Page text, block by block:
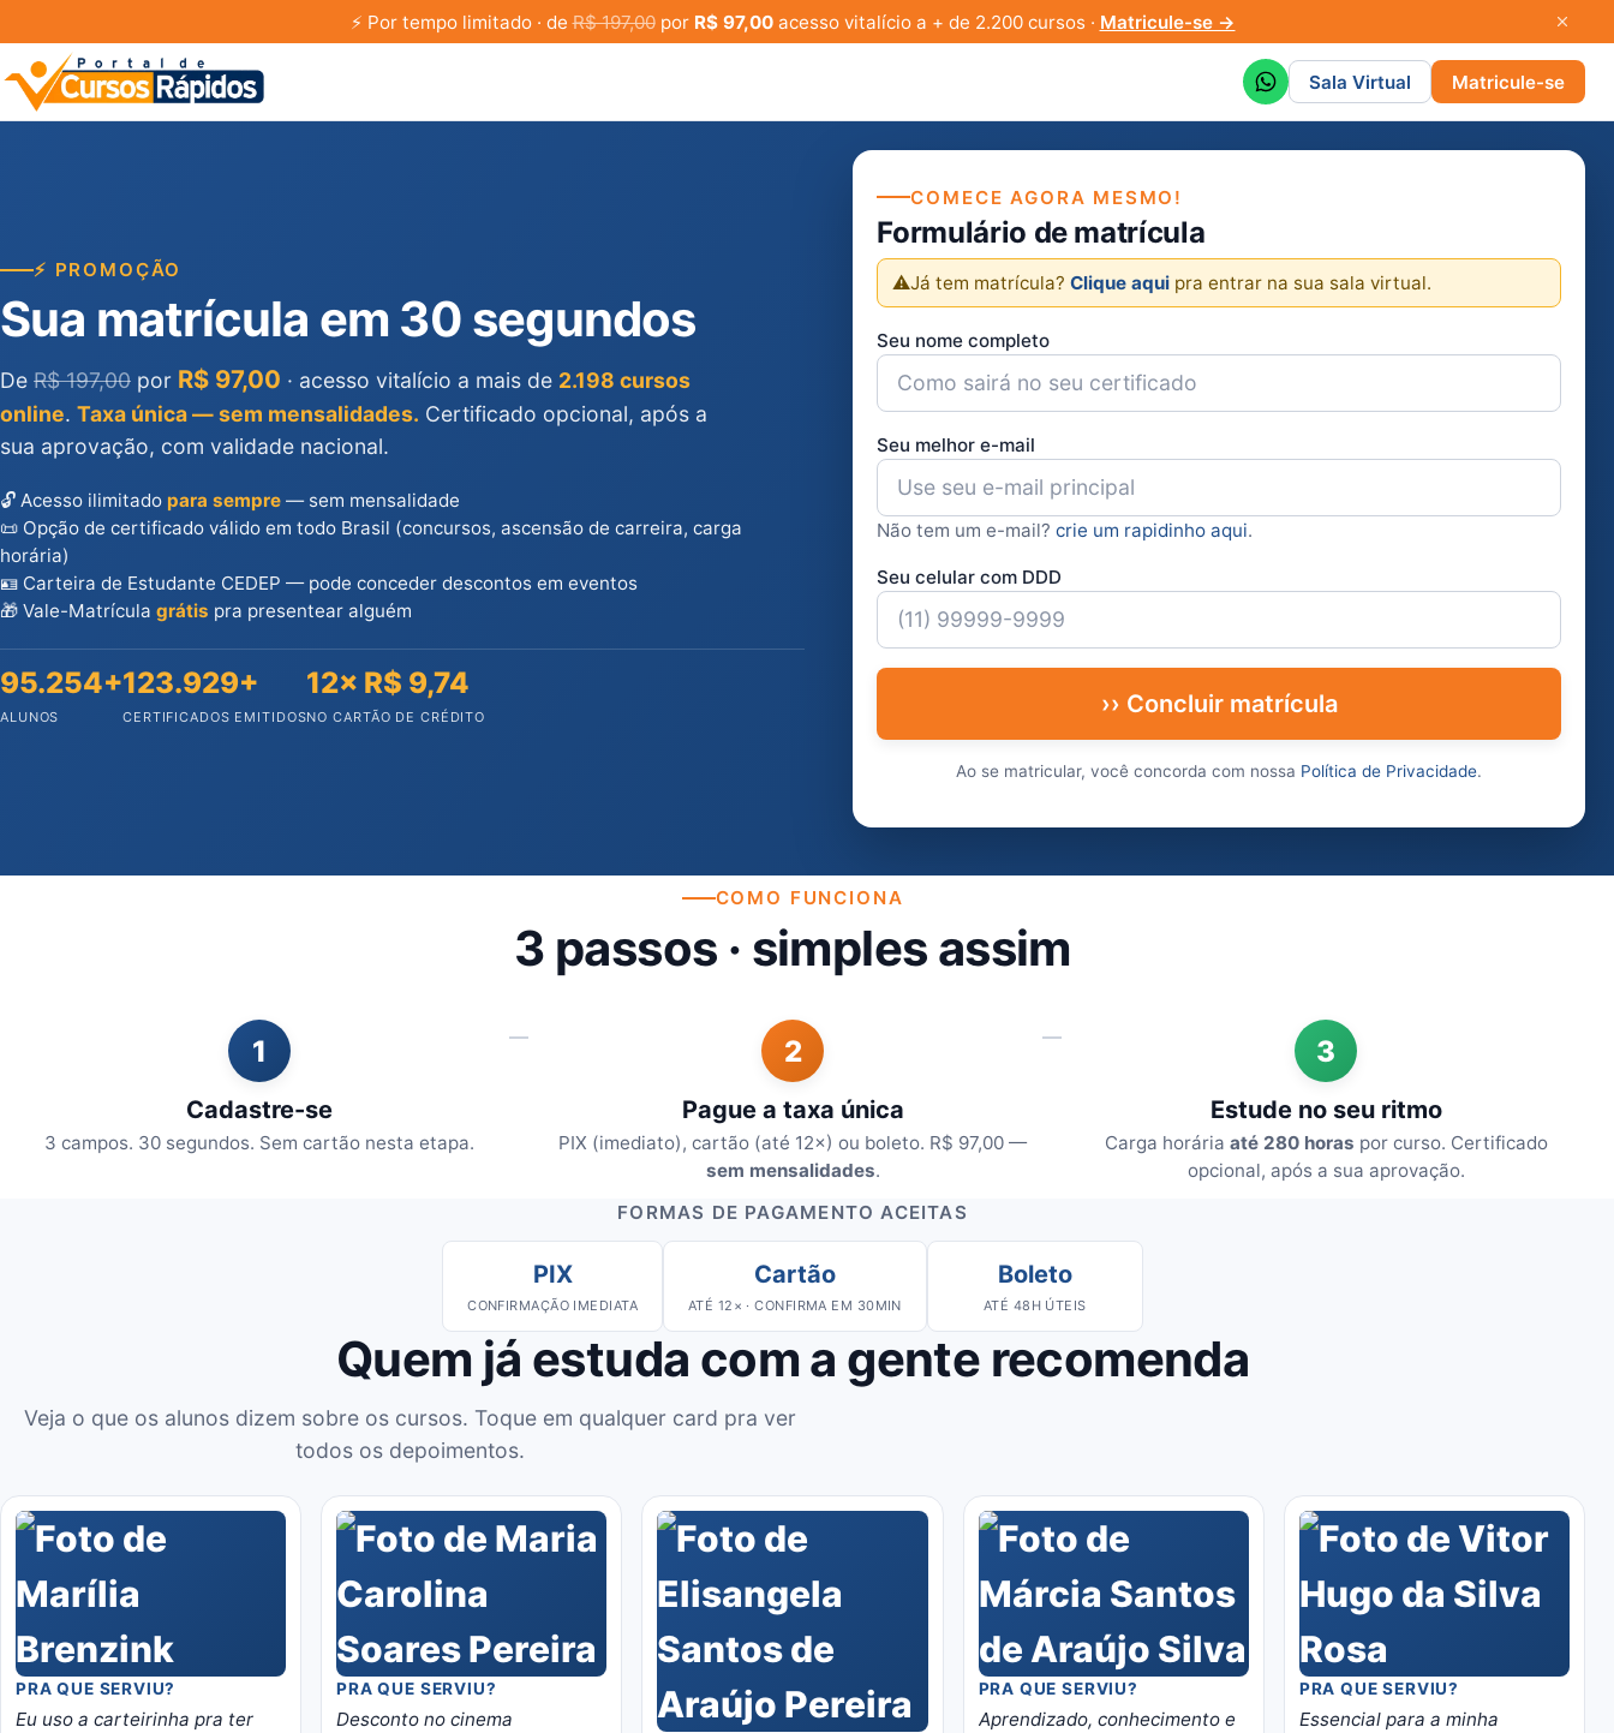
⚡ Por tempo limitado · deR$ 197,00por R$ 97,00acesso vitalício a + de 2.200 cursos · Matricule-se →
Sala Virtual Matricule-se
⚡ PROMOÇÃO
Sua matrícula em 30 segundos
De R$ 197,00 por R$ 97,00 · acesso vitalício a mais de 2.198 cursos
online. Taxa única — sem mensalidades. Certificado opcional, após a
sua aprovação, com validade nacional.
🔓 Acesso ilimitado para sempre — sem mensalidade
📜 Opção de certificado válido em todo Brasil (concursos, ascensão de carreira, carga
horária)
🪪 Carteira de Estudante CEDEP — pode conceder descontos em eventos
🎁 Vale-Matrícula grátis pra presentear alguém
95.254+
ALUNOS
123.929+
CERTIFICADOS EMITIDOS
12× R$ 9,74
NO CARTÃO DE CRÉDITO
COMECE AGORA MESMO!
Formulário de matrícula
⚠️Já tem matrícula?Clique aqui pra entrar na sua sala virtual.
Seu nome completo
Seu melhor e-mail
Não tem um e-mail?crie um rapidinho aqui.
Seu celular com DDD
›› Concluir matrícula
Ao se matricular, você concorda com nossa Política de Privacidade.
COMO FUNCIONA
3 passos · simples assim
1
Cadastre-se
3 campos. 30 segundos. Sem cartão nesta etapa.
2
Pague a taxa única
PIX (imediato), cartão (até 12×) ou boleto. R$ 97,00 —
sem mensalidades.
3
Estude no seu ritmo
Carga horária até 280 horas por curso. Certificado
opcional, após a sua aprovação.
FORMAS DE PAGAMENTO ACEITAS
PIX
CONFIRMAÇÃO IMEDIATA
Cartão
ATÉ 12× · CONFIRMA EM 30MIN
Boleto
ATÉ 48H ÚTEIS
Quem já estuda com a gente recomenda
Veja o que os alunos dizem sobre os cursos. Toque em qualquer card pra ver
todos os depoimentos.
PRA QUE SERVIU?
Eu uso a carteirinha pra ter
PRA QUE SERVIU?
Desconto no cinema
PRA QUE SERVIU?
Aprendizado, conhecimento e
PRA QUE SERVIU?
Essencial para a minha